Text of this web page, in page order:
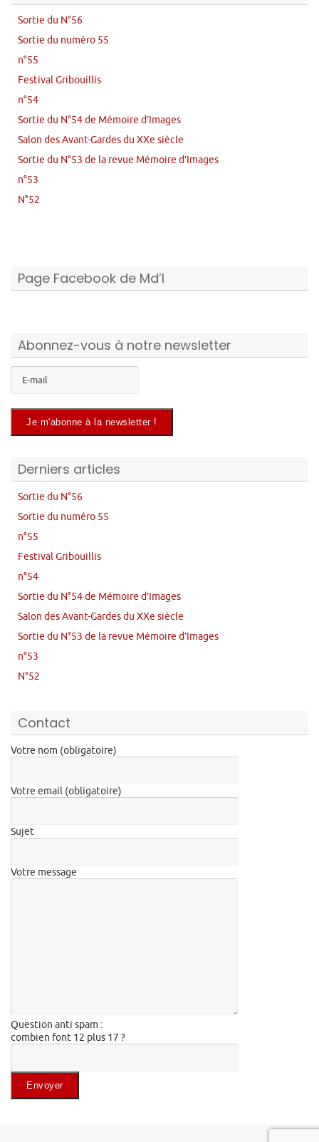
Sortie du N°56
Sortie du numéro 55
n°55
Festival Gribouillis
n°54
Sortie du N°54 de Mémoire d’Images
Salon des Avant-Gardes du XXe siècle
Sortie du N°53 de la revue Mémoire d’Images
n°53
N°52
Page Facebook de Md’I
Abonnez-vous à notre newsletter
Derniers articles
Sortie du N°56
Sortie du numéro 55
n°55
Festival Gribouillis
n°54
Sortie du N°54 de Mémoire d’Images
Salon des Avant-Gardes du XXe siècle
Sortie du N°53 de la revue Mémoire d’Images
n°53
N°52
Contact
Votre nom (obligatoire)
Votre email (obligatoire)
Sujet
Votre message
Question anti spam :
combien font 12 plus 17 ?